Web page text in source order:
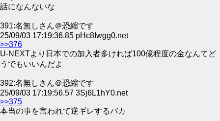
話になんないな
391:名無しさん＠恐縮です
25/09/03 17:19:36.85 pHc8Iwgg0.net
>>376
U-NEXTより日本での加入者多ければ100億程度の金なんてど
うでもいいんだよ
392:名無しさん＠恐縮です
25/09/03 17:19:56.57 3Sj6L1hY0.net
>>375
本当の事を言われて逆ギレするバカ